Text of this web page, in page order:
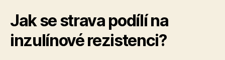
Jak se strava podílí na
inzulínové rezistenci?